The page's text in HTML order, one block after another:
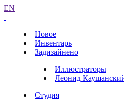
EN
Новое
Инвентарь
Задизайнено
Иллюстраторы
Леонид
Студия